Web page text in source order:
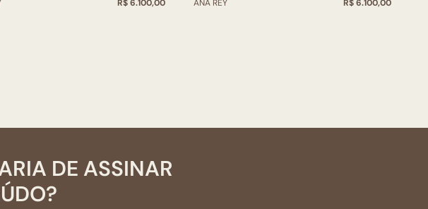
R$ 6.100,00
ANA REY
R$ 6.100,00
DE ASSINAR